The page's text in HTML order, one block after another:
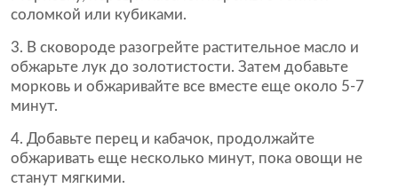
соломкой или кубиками.
В сковороде разогрейте растительное масло и
обжарьте лук до золотистости. Затем добавьте
морковь и обжаривайте все вместе еще около 5-7
минут.
Добавьте перец и кабачок, продолжайте
обжаривать еще несколько минут, пока овощи не
станут мягкими.